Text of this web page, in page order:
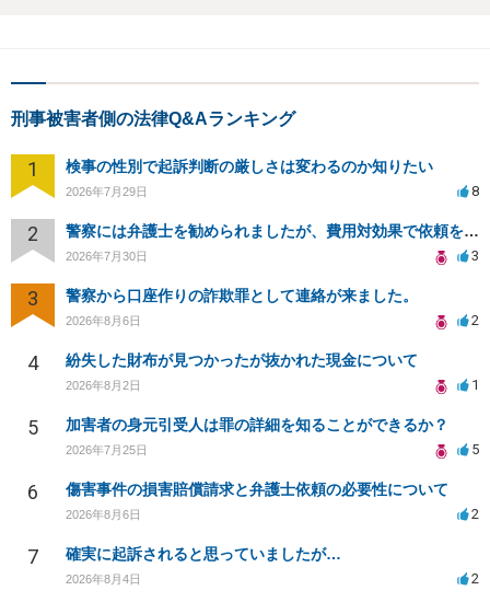
刑事被害者側の法律Q&Aランキング
1 検事の性別で起訴判断の厳しさは変わるのか知りたい
2026年7月29日 8
2 警察には弁護士を勧められましたが、費用対効果で依頼をすることを躊躇しています。
2026年7月30日 3
3 警察から口座作りの詐欺罪として連絡が来ました。
2026年8月6日 2
4 紛失した財布が見つかったが抜かれた現金について
2026年8月2日 1
5 加害者の身元引受人は罪の詳細を知ることができるか？
2026年7月25日 5
6 傷害事件の損害賠償請求と弁護士依頼の必要性について
2026年8月6日 2
7 確実に起訴されると思っていましたが…
2026年8月4日 2